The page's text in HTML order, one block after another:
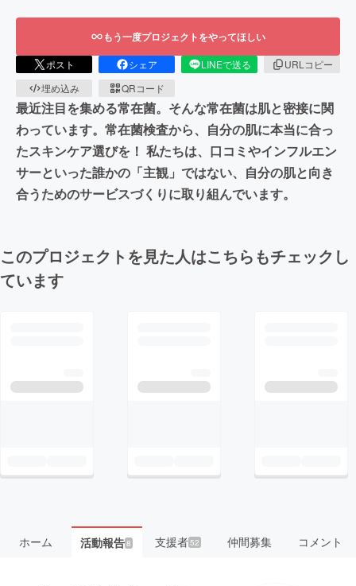
もう一度プロジェクトをやってほしい
ポスト シェア LINEで送る
URLコピー
埋め込み
QRコード
最近注目を集める常在菌。そんな常在菌は肌と密接に関
わっています。常在菌検査から、自分の肌に本当に合っ
たスキンケア選びを！ 私たちは、口コミやインフルエン
サーといった誰かの「主観」ではない、自分の肌と向き
合うためのサービスづくりに取り組んでいます。
このプロジェクトを見た人はこちらもチェックし
ています
ホーム 活動報告8 支援者52 仲間募集 コメント